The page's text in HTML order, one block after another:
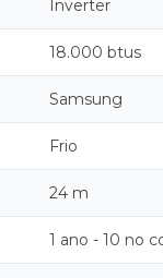
Inverter
18.000 btus
Samsung
Frio
24 m
1 ano - 10 no